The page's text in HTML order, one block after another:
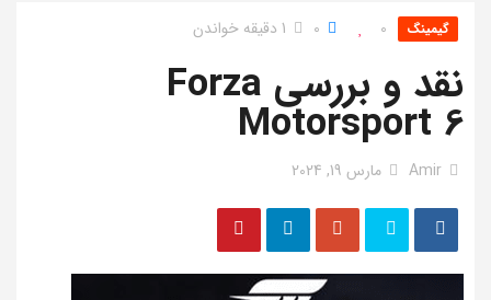
گیمینگ 0
0 1 دقیقه خواندن
نقد و بررسی Forza
Motorsport 6
Amir مارس 19, 2024